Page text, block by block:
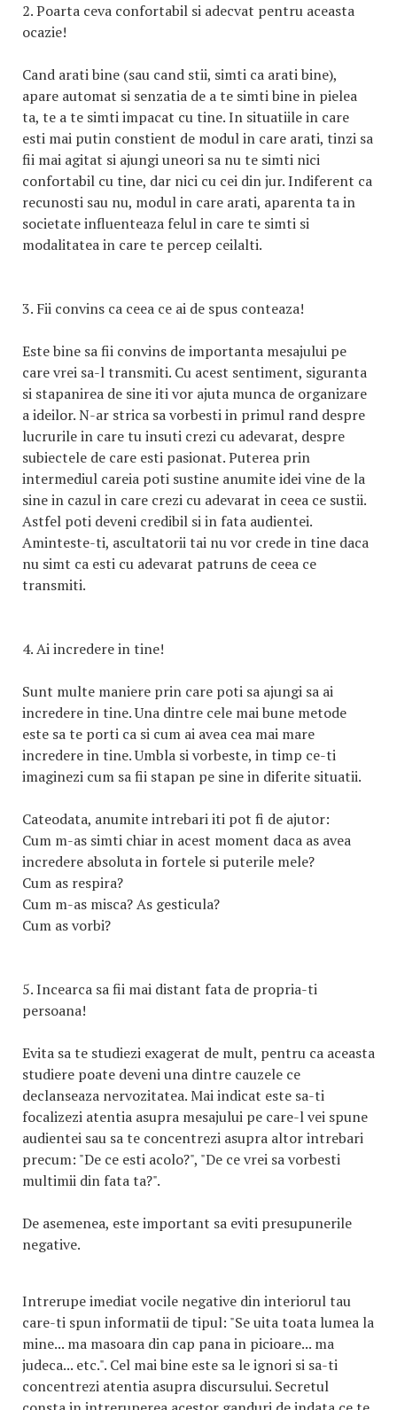
2. Poarta ceva confortabil si adecvat pentru aceasta
ocazie!
Cand arati bine (sau cand stii, simti ca arati bine),
apare automat si senzatia de a te simti bine in pielea
ta, te a te simti impacat cu tine. In situatiile in care
esti mai putin constient de modul in care arati, tinzi sa
fii mai agitat si ajungi uneori sa nu te simti nici
confortabil cu tine, dar nici cu cei din jur. Indiferent ca
recunosti sau nu, modul in care arati, aparenta ta in
societate influenteaza felul in care te simti si
modalitatea in care te percep ceilalti.
3. Fii convins ca ceea ce ai de spus conteaza!
Este bine sa fii convins de importanta mesajului pe
care vrei sa-l transmiti. Cu acest sentiment, siguranta
si stapanirea de sine iti vor ajuta munca de organizare
a ideilor. N-ar strica sa vorbesti in primul rand despre
lucrurile in care tu insuti crezi cu adevarat, despre
subiectele de care esti pasionat. Puterea prin
intermediul careia poti sustine anumite idei vine de la
sine in cazul in care crezi cu adevarat in ceea ce sustii.
Astfel poti deveni credibil si in fata audientei.
Aminteste-ti, ascultatorii tai nu vor crede in tine daca
nu simt ca esti cu adevarat patruns de ceea ce
transmiti.
4. Ai incredere in tine!
Sunt multe maniere prin care poti sa ajungi sa ai
incredere in tine. Una dintre cele mai bune metode
este sa te porti ca si cum ai avea cea mai mare
incredere in tine. Umbla si vorbeste, in timp ce-ti
imaginezi cum sa fii stapan pe sine in diferite situatii.
Cateodata, anumite intrebari iti pot fi de ajutor:
Cum m-as simti chiar in acest moment daca as avea
incredere absoluta in fortele si puterile mele?
Cum as respira?
Cum m-as misca? As gesticula?
Cum as vorbi?
5. Incearca sa fii mai distant fata de propria-ti
persoana!
Evita sa te studiezi exagerat de mult, pentru ca aceasta
studiere poate deveni una dintre cauzele ce
declanseaza nervozitatea. Mai indicat este sa-ti
focalizezi atentia asupra mesajului pe care-l vei spune
audientei sau sa te concentrezi asupra altor intrebari
precum: "De ce esti acolo?", "De ce vrei sa vorbesti
multimii din fata ta?".
De asemenea, este important sa eviti presupunerile
negative.
Intrerupe imediat vocile negative din interiorul tau
care-ti spun informatii de tipul: "Se uita toata lumea la
mine... ma masoara din cap pana in picioare... ma
judeca... etc.". Cel mai bine este sa le ignori si sa-ti
concentrezi atentia asupra discursului. Secretul